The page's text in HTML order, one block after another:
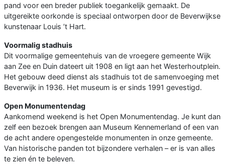
pand voor een breder publiek toegankelijk gemaakt. De
uitgereikte oorkonde is speciaal ontworpen door de Beverwijkse
kunstenaar Louis ’t Hart.
Voormalig stadhuis
Dit voormalige gemeentehuis van de vroegere gemeente Wijk
aan Zee en Duin dateert uit 1908 en ligt aan het Westerhoutplein.
Het gebouw deed dienst als stadhuis tot de samenvoeging met
Beverwijk in 1936. Het museum is er sinds 1991 gevestigd.
Open Monumentendag
Aankomend weekend is het Open Monumentendag. Je kunt dan
zelf een bezoek brengen aan Museum Kennemerland of een van
de acht andere opengestelde monumenten in onze gemeente.
Van historische panden tot bijzondere verhalen – er is van alles
te zien én te beleven.